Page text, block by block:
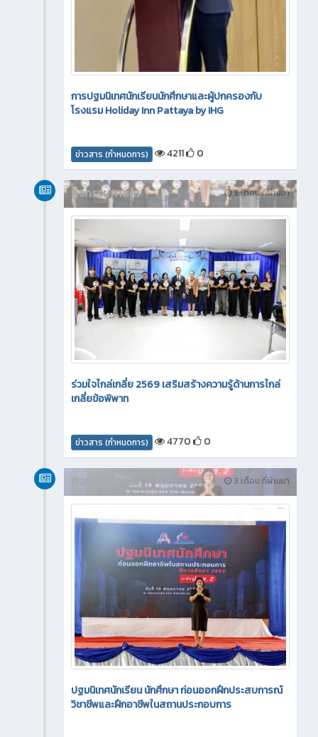
การปฐมนิเทศนักเรียนนักศึกษาและผู้ปกครองกับ
โรงแรม Holiday Inn Pattaya by IHG
ข่าวสาร (กำหนดการ) 4211 0
3 เดือน ที่ผ่านมา
กิจกรรมภายใน
ร่วมใจไกล่เกลี่ย 2569 เสริมสร้างความรู้ด้านการไกล่
เกลี่ยข้อพิพาท
ข่าวสาร (กำหนดการ) 4770 0
3 เดือน ที่ผ่านมา
กิจกรรมภายใน
ปฐมนิเทศนักเรียน นักศึกษา ก่อนออกฝึกประสบการณ์
วิชาชีพและฝึกอาชีพในสถานประกอบการ